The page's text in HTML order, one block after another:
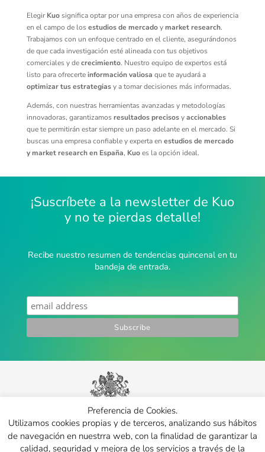
Elegir Kuosignifica optar por una empresa con años de experiencia
en el campo de losestudios de mercadoymarket research.
Trabajamos con un enfoque centrado en el cliente, asegurándonos
de que cada investigación esté alineada con tus objetivos
comerciales y decrecimiento. Nuestro equipo de expertos está
listo para ofrecerteinformación valiosa que te ayudará a
optimizar tus estrategiasy a tomar decisiones más informadas.
Además, con nuestras herramientas avanzadas y metodologías
innovadoras, garantizamosresultados precisosyaccionables
que te permitirán estar siempre un paso adelante en el mercado. Si
buscas una empresa confiable y experta en estudios de mercado
y market research en España, Kuoes la opción ideal.
¡Suscríbete a la newsletter de Kuo
y no te pierdas detalle!
Recibe nuestro resumen de tendencias quincenal en tu
bandeja de entrada.
Kuo Prosperity Lab is a initiave developed in collaboration with MA Service
Design department at Royal College of Art, London, in response to covid-
19 European crisis.
Preferencia de Cookies.
Utilizamos cookies propias y de terceros, analizando sus hábitos
de navegación en nuestrra web, con la finalidad de garantizar la
calidad, seguridad y mejora de los servicios a través de la